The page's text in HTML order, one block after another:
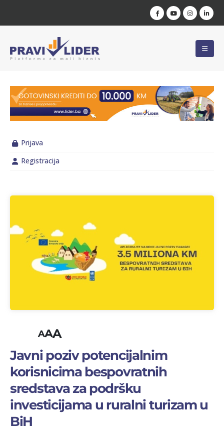
Prijava
Registracija
AAA
Javni poziv potencijalnim
korisnicima bespovratnih
sredstava za podršku
investicijama u ruralni turizam u
BiH